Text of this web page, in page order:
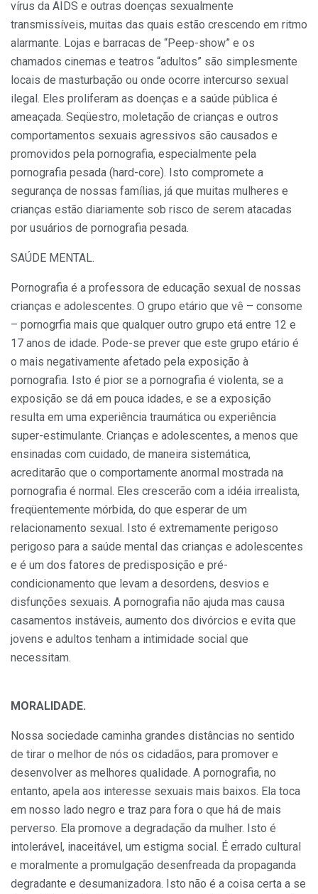
vírus da AIDS e outras doenças sexualmente
transmissíveis, muitas das quais estão crescendo em ritmo
alarmante. Lojas e barracas de “Peep-show” e os
chamados cinemas e teatros “adultos” são simplesmente
locais de masturbação ou onde ocorre intercurso sexual
ilegal. Eles proliferam as doenças e a saúde pública é
ameaçada. Seqüestro, moletação de crianças e outros
comportamentos sexuais agressivos são causados e
promovidos pela pornografia, especialmente pela
pornografia pesada (hard-core). Isto compromete a
segurança de nossas famílias, já que muitas mulheres e
crianças estão diariamente sob risco de serem atacadas
por usuários de pornografia pesada.
SAÚDE MENTAL.
Pornografia é a professora de educação sexual de nossas
crianças e adolescentes. O grupo etário que vê – consome
– pornogrfia mais que qualquer outro grupo etá entre 12 e
17 anos de idade. Pode-se prever que este grupo etário é
o mais negativamente afetado pela exposição à
pornografia. Isto é pior se a pornografia é violenta, se a
exposição se dá em pouca idades, e se a exposição
resulta em uma experiência traumática ou experiência
super-estimulante. Crianças e adolescentes, a menos que
ensinadas com cuidado, de maneira sistemática,
acreditarão que o comportamente anormal mostrada na
pornografia é normal. Eles crescerão com a idéia irrealista,
freqüentemente mórbida, do que esperar de um
relacionamento sexual. Isto é extremamente perigoso
perigoso para a saúde mental das crianças e adolescentes
e é um dos fatores de predisposição e pré-
condicionamento que levam a desordens, desvios e
disfunções sexuais. A pornografia não ajuda mas causa
casamentos instáveis, aumento dos divórcios e evita que
jovens e adultos tenham a intimidade social que
necessitam.
MORALIDADE.
Nossa sociedade caminha grandes distâncias no sentido
de tirar o melhor de nós os cidadãos, para promover e
desenvolver as melhores qualidade. A pornografia, no
entanto, apela aos interesse sexuais mais baixos. Ela toca
em nosso lado negro e traz para fora o que há de mais
perverso. Ela promove a degradação da mulher. Isto é
intolerável, inaceitável, um estigma social. É errado cultural
e moralmente a promulgação desenfreada da propaganda
degradante e desumanizadora. Isto não é a coisa certa a se